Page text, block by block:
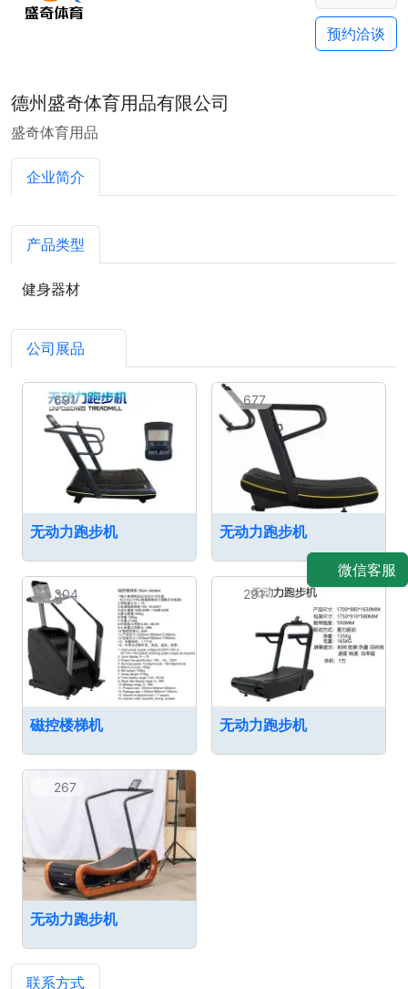
德州盛奇体育用品有限公司
盛奇体育用品
预约洽谈
企业简介
产品类型
健身器材
公司展品
691
无动力跑步机
677
无动力跑步机
304
磁控楼梯机
291
无动力跑步机
267
无动力跑步机
联系方式
微信客服